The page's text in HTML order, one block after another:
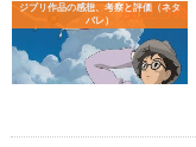
ジブリ作品の感想、考察と評価（ネタ
バレ）